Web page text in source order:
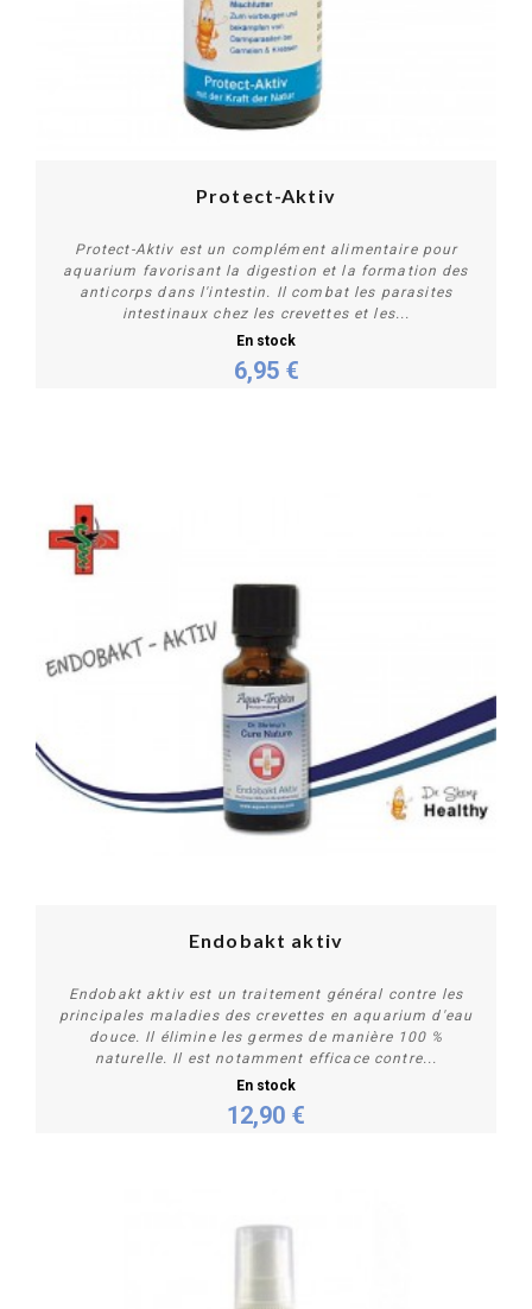
Acheter
Protect-Aktiv
Protect-Aktiv est un complément alimentaire pour
aquarium favorisant la digestion et la formation des
anticorps dans l'intestin. Il combat les parasites
intestinaux chez les crevettes et les...
En stock
6,95 €
Personnaliser
Endobakt aktiv
Endobakt aktiv est un traitement général contre les
principales maladies des crevettes en aquarium d'eau
douce. Il élimine les germes de manière 100 %
naturelle. Il est notamment efficace contre...
En stock
12,90 €